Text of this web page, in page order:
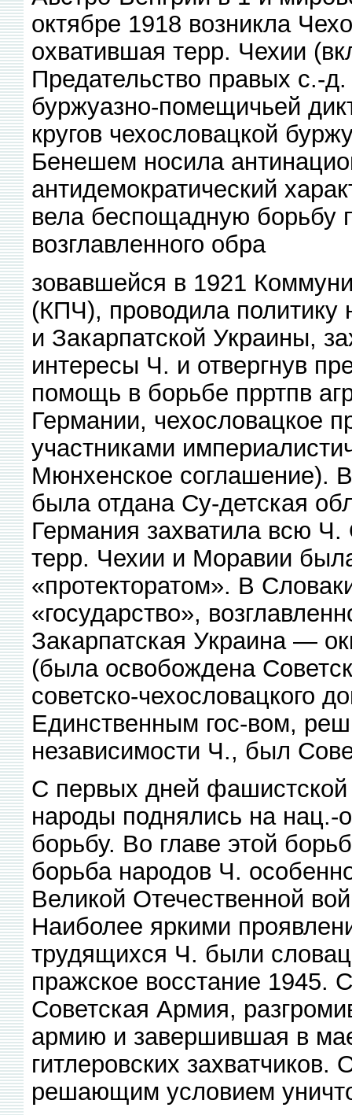
октябре 1918 возникла
охватившая терр. Чехии
Предательство правых с.-
буржуазно-помещичьей
кругов чехословацкой
Бенешем носила
антидемократический
вела беспощадную борьбу
возглавленного обра
зовавшейся в 1921
(КПЧ), проводила политику
и Закарпатской Украины,
интересы Ч. и отвергнув
помощь в борьбе прртпв
Германии, чехословацкое
участниками
Мюнхенское соглашение).
была отдана Су-детская
Германия захватила всю Ч.
терр. Чехии и Моравии
«протекторатом». В
«государство»,
Закарпатская Украина —
(была освобождена
советско-чехословацкого
Единственным гос-вом,
независимости Ч., был
С первых дней фашистской
народы поднялись на нац.-
борьбу. Во главе этой
борьба народов Ч.
Великой Отечественной
Наиболее яркими
трудящихся Ч. были
пражское восстание 1945.
Советская Армия,
армию и завершившая в
гитлеровских
решающим условием